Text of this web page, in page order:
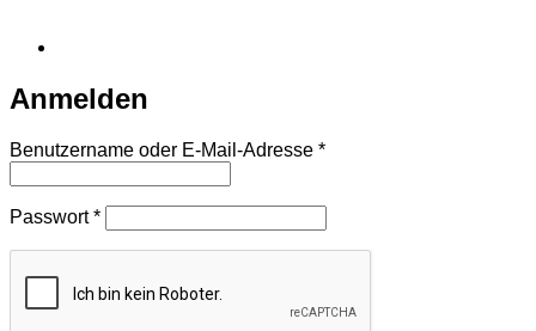
Anmelden
Benutzername oder E-Mail-Adresse *Erforderlich
Passwort*Erforderlich